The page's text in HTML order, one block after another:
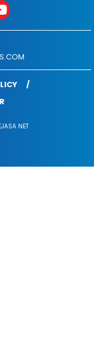
NET